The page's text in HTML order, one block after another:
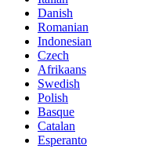
Danish
Romanian
Indonesian
Czech
Afrikaans
Swedish
Polish
Basque
Catalan
Esperanto